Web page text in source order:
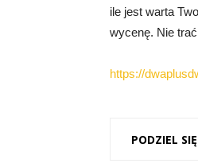
ile jest warta
wycenę. Nie
https://
PODZIEL SIĘ